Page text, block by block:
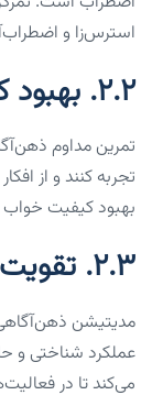
استرس‌زا و
۲.۲. بهبود کیفیت خواب
تمرین مداوم
تجربه کنند و از
بهبود کیفیت
۲.۳. تقویت تمرکز و حافظه
مدیتیشن
عملکرد شناختی و
می‌کند تا در